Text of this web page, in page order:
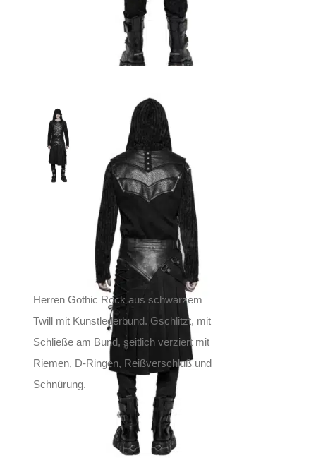
Punk Rave
Herrenrock Dark
Catharsis
89,90€
Inkl. MwSt.
zzgl.Versand
Lieferzeit: ca. 1-2 Tage DE, ca. 3-4 Tage EU
Herren Gothic Rock aus schwarzem
Twill mit Kunstlederbund. Gschlitzt, mit
Schließe am Bund, seitlich verziert mit
Riemen, D-Ringen, Reißverschluß und
Schnürung.